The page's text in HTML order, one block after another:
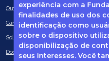
experiência com a
finalidades de uso dos
identificação como
sobre o dispositivo
disponibilização de
seus interesses. Você
Ouvidoria
Canal de Denúncias
Solicitação de informações
Documentos obrigatórios